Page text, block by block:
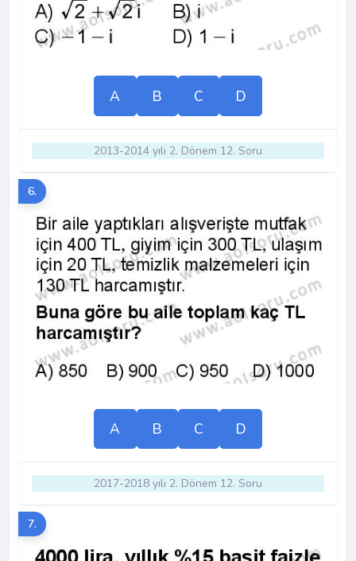
A B C D
2013-2014 yılı 2. Dönem 12. Soru
6.
A B C D
2017-2018 yılı 2. Dönem 12. Soru
7.